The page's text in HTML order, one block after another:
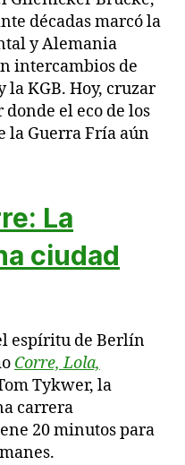
décadas marcó la
y Alemania
intercambios de
la KGB. Hoy, cruzar
el eco de los
la Guerra Fría aún
La
ciudad
espíritu de Berlín
Corre, Lola,
Tykwer, la
carrera
20 minutos para